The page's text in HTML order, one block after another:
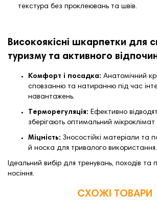
текстура без проклеювань та швів.
Високоякісні шкарпетки для
туризму та активного
Комфорт і посадка: Анатомічний
сповзанню та натиранню під час
навантажень.
Терморегуляція: Ефективно
зберігають оптимальний мікроклімат
Міцність: Зносостійкі матеріали та
й носка для тривалого використання.
Ідеальний вибір для тренувань, походів та
носіння.
СХОЖІ ТОВАРИ